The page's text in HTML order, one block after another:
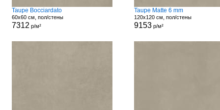
Taupe Bocciardato
60x60 см, пол/стены
7312 р/м²
Taupe Matte 6 mm
120x120 см, пол/стены
9153р/м²